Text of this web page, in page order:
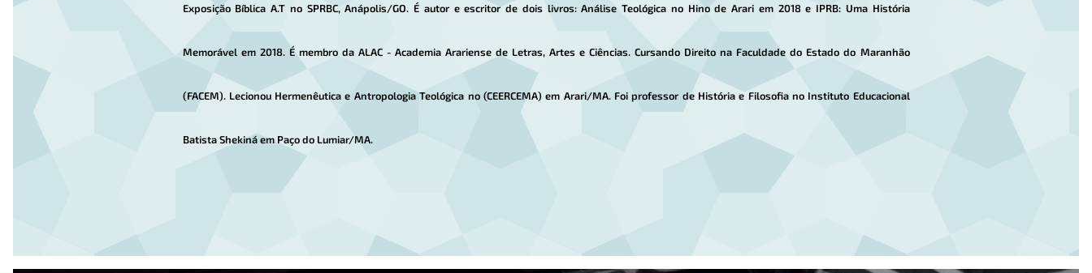
Exposição Bíblica A.T no SPRBC, Anápolis/GO. É autor e escritor de dois livros: Análise Teológica no Hino de Arari em 2018 e IPRB: Uma História
Memorável em 2018. É membro da ALAC - Academia Arariense de Letras, Artes e Ciências. Cursando Direito na Faculdade do Estado do Maranhão
(FACEM). Lecionou Hermenêutica e Antropologia Teológica no (CEERCEMA) em Arari/MA. Foi professor de História e Filosofia no Instituto Educacional
Batista Shekiná em Paço do Lumiar/MA.